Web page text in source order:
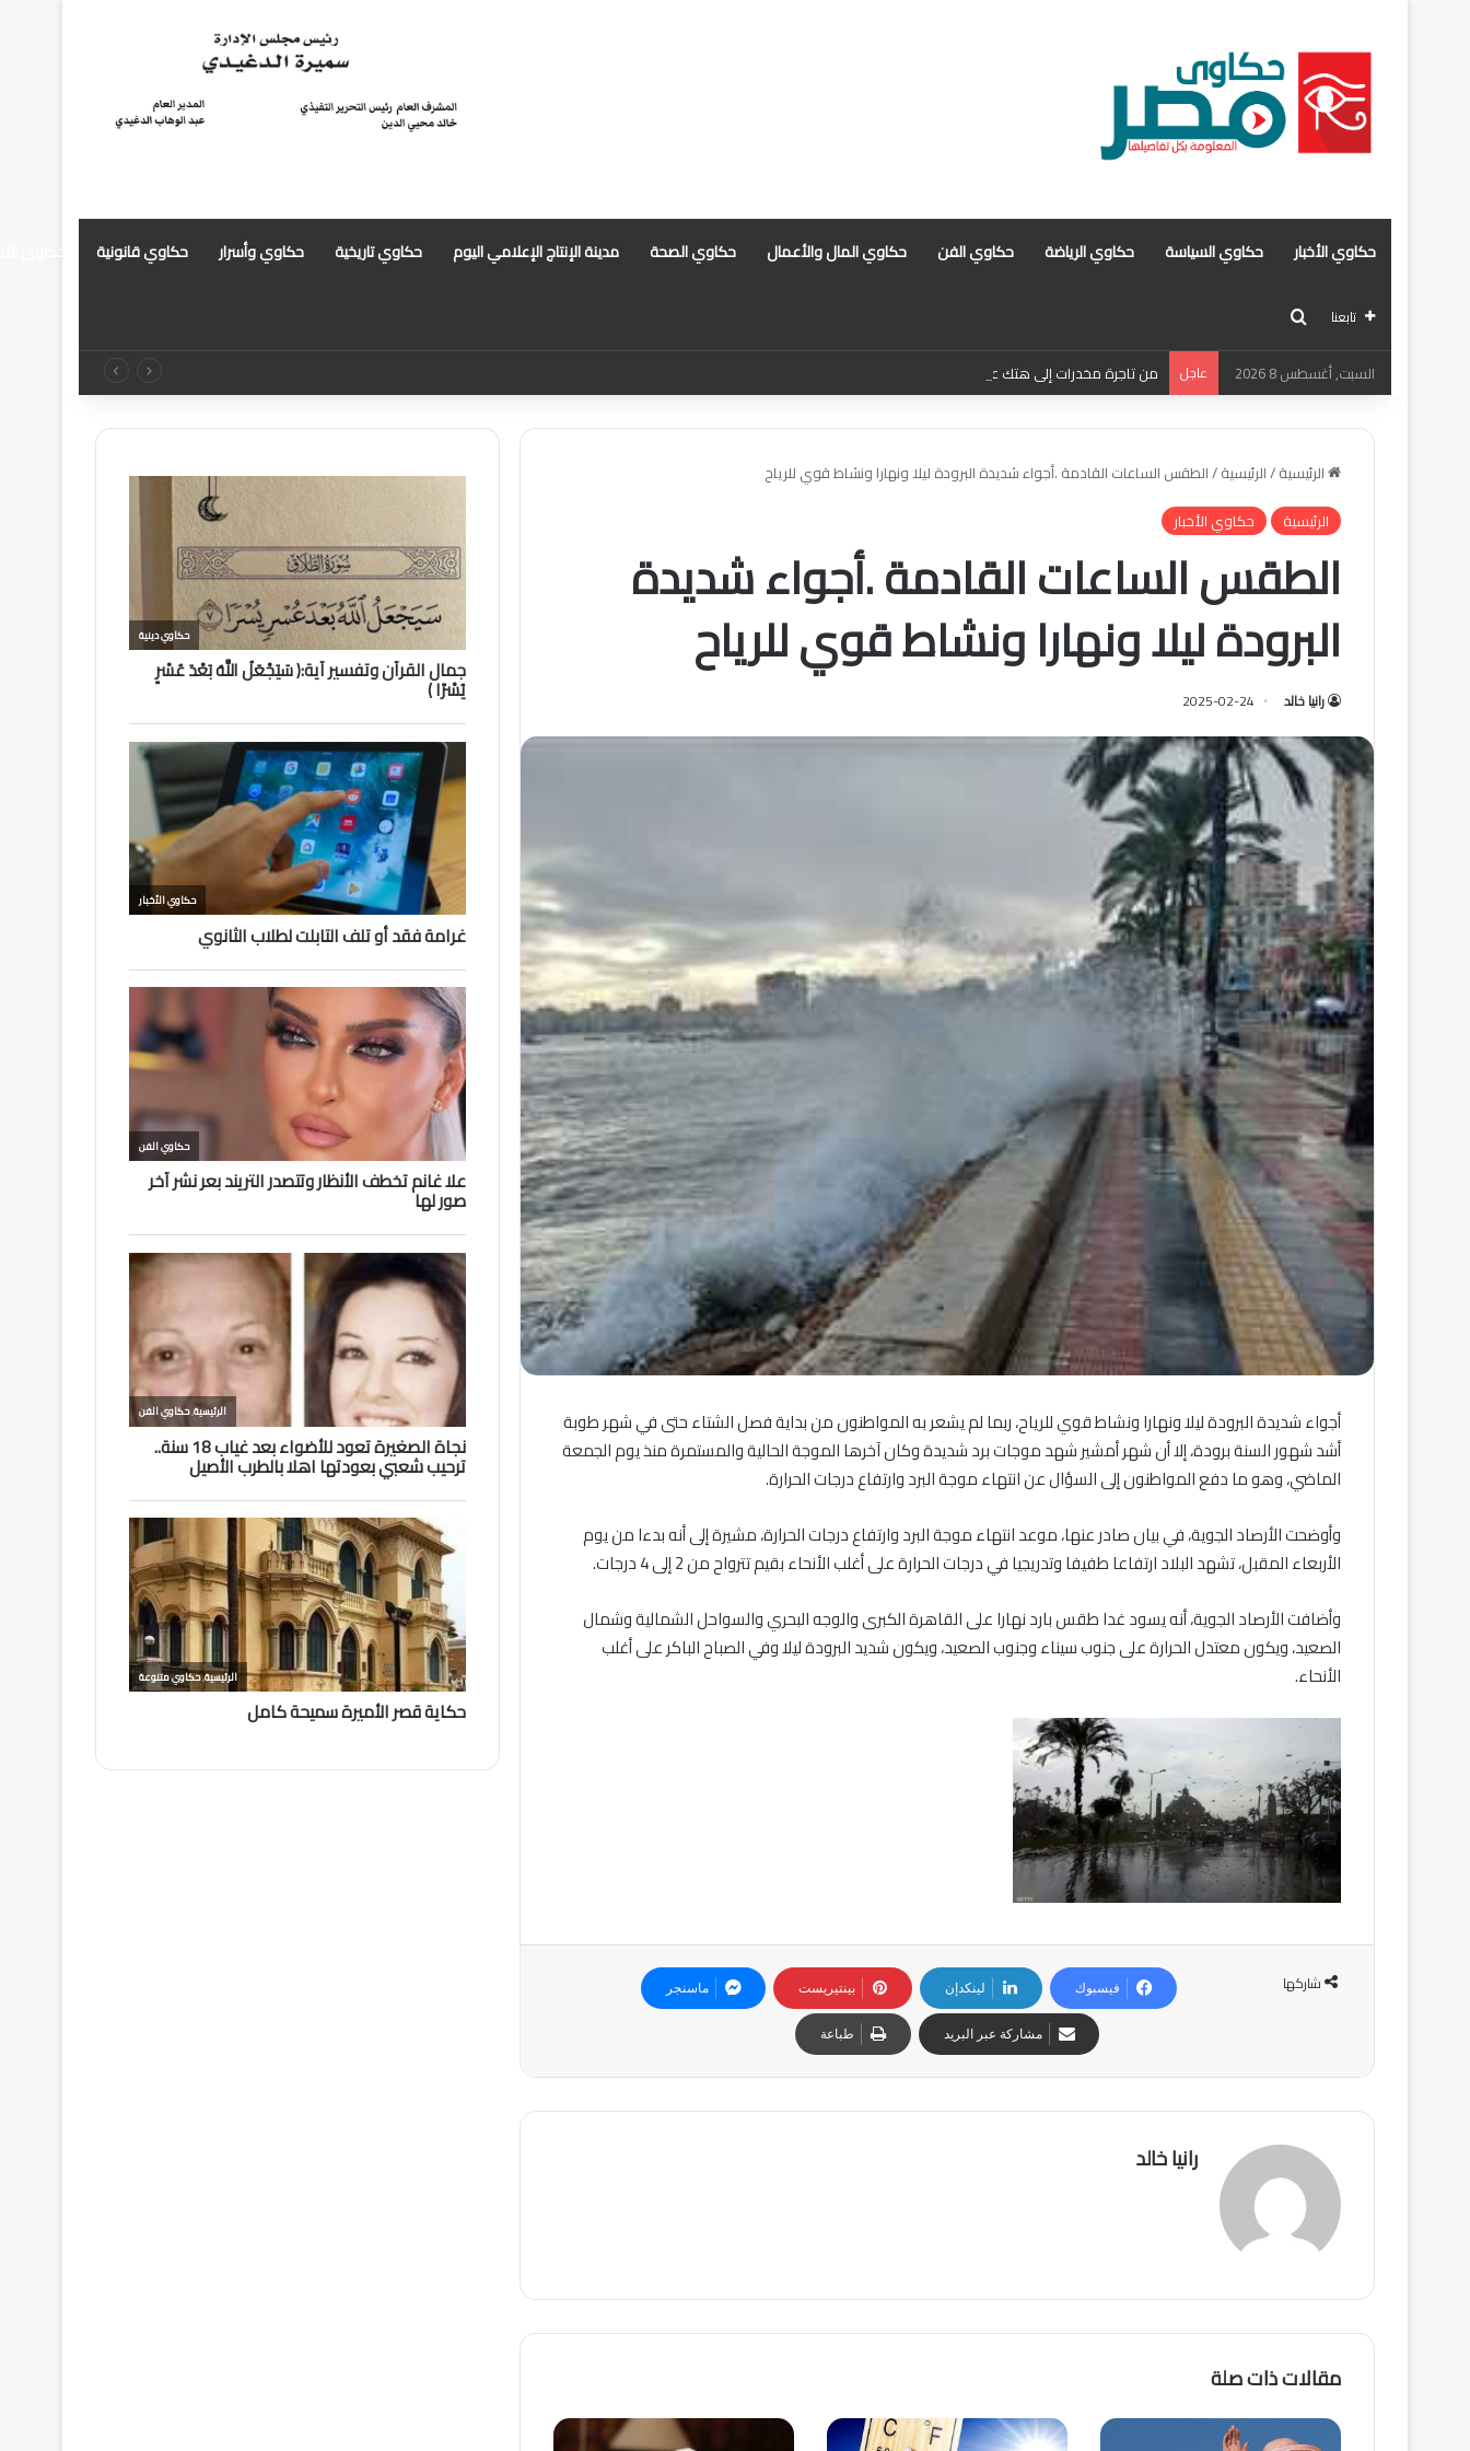
حكاوي الأخبار حكاوي السياسة حكاوي الرياضة حكاوي الفن حكاوي المال والأعمال حكاوي الصحة مدينة الإنتاج الإعلامي اليوم حكاوي تاريخية حكاوي وأسرار حكاوي قانونية حكاوي
تابعنا بحث عن
السبت, أغسطس 8 2026 عاجل من تاجرة مخدرات إلى هتك عرض . أبرز التهم الموجهة للمذيعة سارة خليفة بانتظار رأي المفتي
الرئيسية/الرئيسية/الطقس الساعات القادمة .أجواء شديدة البرودة ليلا ونهارا ونشاط قوي للرياح
الرئيسية
حكاوي الأخبار
الطقس الساعات القادمة .أجواء شديدة
البرودة ليلا ونهارا ونشاط قوي للرياح
رانيا خالد 2025-02-24
أجواء شديدة البرودة ليلا ونهارا ونشاط قوي للرياح، ربما لم يشعر به المواطنون من بداية فصل الشتاء حتى في شهر طوبة
أشد شهور السنة برودة، إلا أن شهر أمشير شهد موجات برد شديدة وكان آخرها الموجة الحالية والمستمرة منذ يوم الجمعة
الماضي، وهو ما دفع المواطنون إلى السؤال عن انتهاء موجة البرد وارتفاع درجات الحرارة.
وأوضحت الأرصاد الجوية، في بيان صادر عنها، موعد انتهاء موجة البرد وارتفاع درجات الحرارة، مشيرة إلى أنه بدءا من يوم
الأربعاء المقبل، تشهد البلاد ارتفاعا طفيفا وتدريجيا في درجات الحرارة على أغلب الأنحاء بقيم تترواح من 2 إلى 4 درجات.
وأضافت الأرصاد الجوية، أنه يسود غدا طقس بارد نهارا على القاهرة الكبرى والوجه البحري والسواحل الشمالية وشمال
الصعيد، ويكون معتدل الحرارة على جنوب سيناء وجنوب الصعيد، ويكون شديد البرودة ليلا وفي الصباح الباكر على أغلب
الأنحاء.
شاركها فيسبوك لينكدإن بينتيريست ماسنجر
مشاركة عبر البريد طباعة
رانيا خالد
مقالات ذات صلة